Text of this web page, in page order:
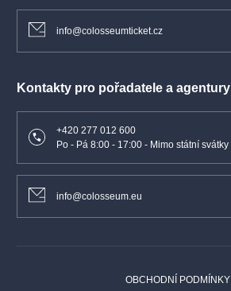
info@colosseumticket.cz
Kontakty pro pořadatele a agentury
+420 277 012 600
Po - Pá 8:00 - 17:00 - Mimo státní svátky
info@colosseum.eu
OBCHODNÍ PODMÍNKY